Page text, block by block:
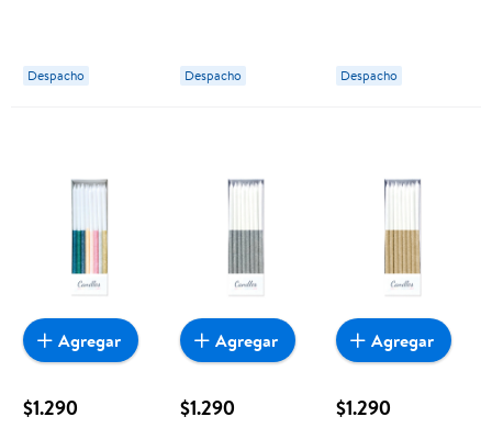
Despacho Despacho Despacho
$1.290
Agregar
$1.290
Agregar
$1.290
Agregar